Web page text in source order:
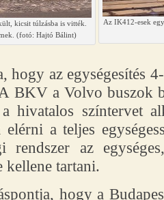
kicsit túlzásba is vitték.
(fotó: Hajtó Bálint)
Az IK412-esek
az egységesítés
BKV a Volvo buszok
hivatalos színtervet
elérni a teljes
rendszer az
kellene tartani.
hogy a